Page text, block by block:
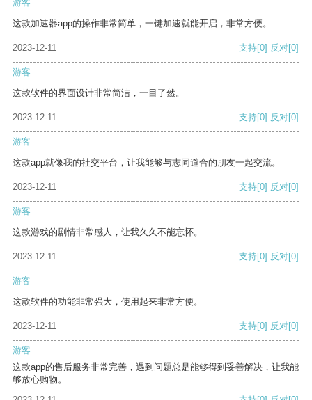
游客
这款加速器app的操作非常简单，一键加速就能开启，非常方便。
2023-12-11 支持[0] 反对[0]
游客
这款软件的界面设计非常简洁，一目了然。
2023-12-11 支持[0] 反对[0]
游客
这款app就像我的社交平台，让我能够与志同道合的朋友一起交流。
2023-12-11 支持[0] 反对[0]
游客
这款游戏的剧情非常感人，让我久久不能忘怀。
2023-12-11 支持[0] 反对[0]
游客
这款软件的功能非常强大，使用起来非常方便。
2023-12-11 支持[0] 反对[0]
游客
这款app的售后服务非常完善，遇到问题总是能够得到妥善解决，让我能
够放心购物。